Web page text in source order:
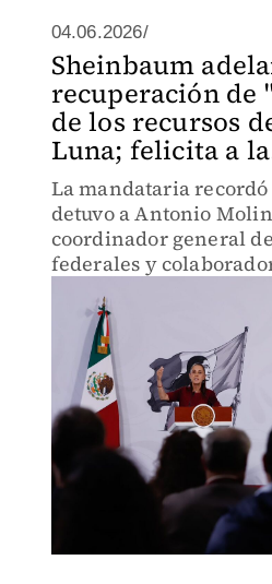
04.06.2026/
Sheinbaum
recuperación de
de los recursos
Luna; felicita a
La mandataria recordó
detuvo a Antonio
coordinador general
federales y
de Seguridad federal.